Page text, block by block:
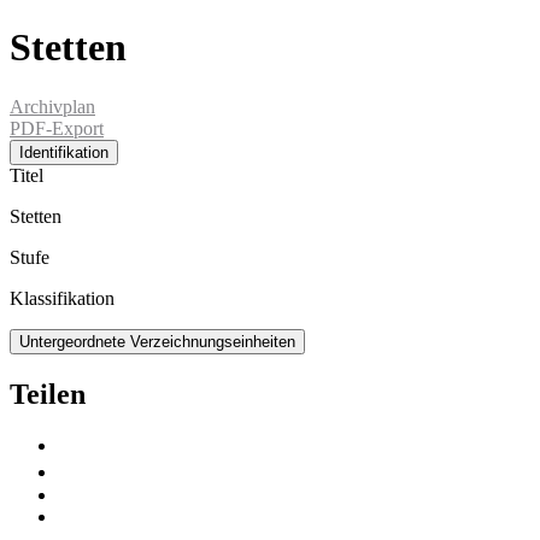
Stetten
Archivplan
PDF-Export
Identifikation
Titel
Stetten
Stufe
Klassifikation
Untergeordnete Verzeichnungseinheiten
Teilen